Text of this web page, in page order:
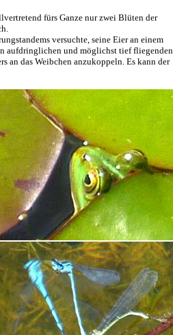
fürs Ganze nur zwei Blüten der
versuchte, seine Eier an einem
aufdringlichen und möglichst tief fliegenden
an das Weibchen anzukoppeln. Es kann der